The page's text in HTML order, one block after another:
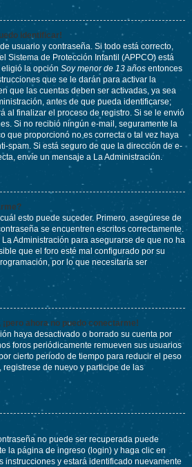
identificar!
usuario y contraseña. Si todo está correcto,
Sistema de Protección Infantil (APPCO) está
la opción Soy menor de 13 años entonces
que se le darán para activar la
que las cuentas deben ser activadas, ya sea
antes de que pueda identificarse;
al finalizar el proceso de registro. Si se le envió
Si no recibió ningún e-mail, seguramente la
que proporcionó no es correcta o tal vez haya
spam. Si está seguro de que la dirección de e-
envíe un mensaje a La Administración.
esto puede suceder. Primero, asegúrese de
se encuentren escritos correctamente.
Administración para asegurarse de que no ha
que el foro esté mal configurado por su
por lo que necesitaría ser
ahora no puedo conectarme!
haya desactivado o borrado su cuenta por
foros periódicamente remueven sus usuarios
cierto periodo de tiempo para reducir el peso
registrese de nuevo y participe de las
no puede ser recuperada puede
la página de ingreso (login) y haga clic en
instrucciones y estará identificado nuevamente